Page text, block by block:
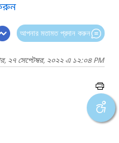
আপনার মতামত প্রদান করুন
২৭ সেপ্টেম্বর, ২০২২ এ ১২:০৪ PM